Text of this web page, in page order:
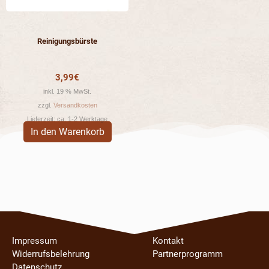
Reinigungsbürste
3,99€
inkl. 19 % MwSt.
zzgl. Versandkosten
Lieferzeit: ca. 1-2 Werktage
In den Warenkorb
Impressum
Widerrufsbelehrung
Kontakt
Partnerprogramm